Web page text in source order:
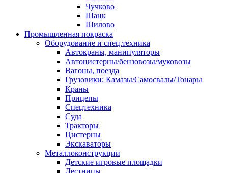
Чучково
Шацк
Шилово
Промышленная покраска
Оборудование и спец.техника
Автокраны, манипуляторы
Автоцистерны/бензовозы/муковозы
Вагоны, поезда
Грузовики: Камазы/Самосвалы/Тонары
Краны
Прицепы
Спецтехника
Суда
Тракторы
Цистерны
Экскаваторы
Металлоконструкции
Детские игровые площадки
Лестницы